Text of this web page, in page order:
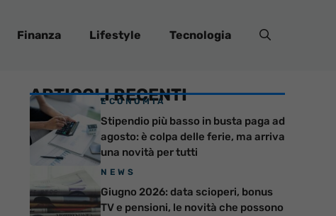
Finanza Lifestyle Tecnologia
ARTICOLI RECENTI
ECONOMIA
Stipendio più basso in busta paga ad
agosto: è colpa delle ferie, ma arriva
una novità per tutti
NEWS
Giugno 2026: data scioperi, bonus
TV e pensioni, le novità che possono